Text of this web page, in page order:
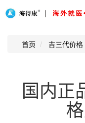
首页 吉三代价格
国内正